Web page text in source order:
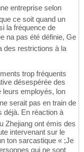
entreprise selon
ce soit quand un
la fréquence de
pas été définie, Ge
des restrictions à la
trop fréquents
désespérée des
employés, lon
serait pas en train de
déjà. En réaction à
Zhejiang ont émis des
intervenant sur le
ton sarcastique « ;Je
qui ne sont